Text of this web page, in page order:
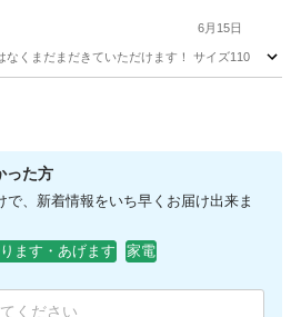
6月15日
なくまだまだきていただけます！ サイズ110
った方
で、新着情報をいち早くお届け出来ま
ます・あげます 家電